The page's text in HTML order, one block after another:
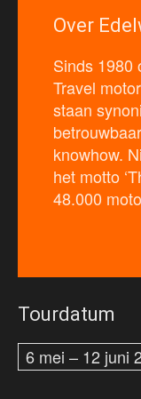
Over
Sinds 1980
Travel
staan
knowhow.
het motto
48.000
Tourdatum
6 mei – 12 juni